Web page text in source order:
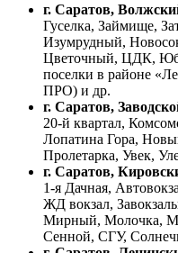
г. Саратов,
Гуселка, Займище,
Изумрудный,
Цветочный, ЦДК,
поселки в районе
ПРО) и др.
г. Саратов,
20-й квартал,
Лопатина Гора,
Пролетарка, Увек,
г. Саратов,
1-я Дачная,
ЖД вокзал,
Мирный, Молочка,
Сенной, СГУ,